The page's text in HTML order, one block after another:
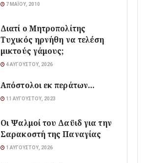
7 ΜΑΪ́ΟΥ, 2010
Διατί ο Μητροπολίτης
Τυχικός ηρνήθη να τελέση
μικτούς γάμους;
4 ΑΥΓΟΎΣΤΟΥ, 2026
Απόστολοι εκ περάτων…
11 ΑΥΓΟΎΣΤΟΥ, 2023
Οι Ψαλμοί του Δαϋιδ για την
Σαρακοστή της Παναγίας
1 ΑΥΓΟΎΣΤΟΥ, 2026